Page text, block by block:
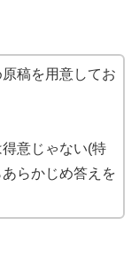
稿を用意してお
意じゃない(特
らかじめ答えを